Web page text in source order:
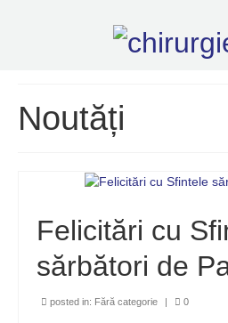
Noutăți
Felicitări cu
sărbători de
posted in: Fără categorie | 0